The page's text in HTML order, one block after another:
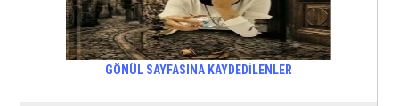
GÖNÜL SAYFASINA KAYDEDİLENLER